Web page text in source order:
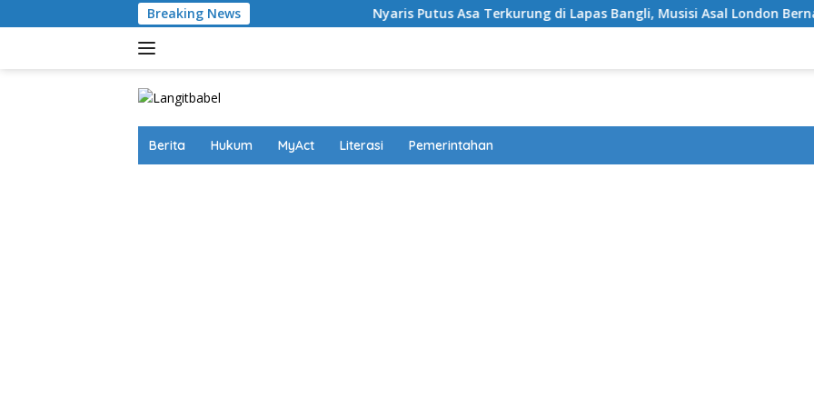
to
Breaking NewsNyaris Putus Asa Terkurung di Lapas Bangli, Musisi Asal London Bernapas Legah Usai
Berita Hukum MyAct Literasi Pemerintahan